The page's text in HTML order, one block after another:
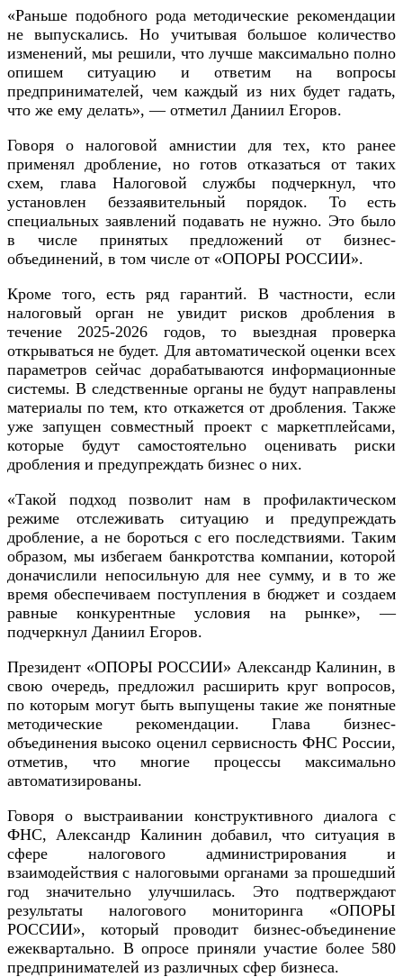
«Раньше подобного рода методические рекомендации
не выпускались. Но учитывая большое количество
изменений, мы решили, что лучше максимально полно
опишем ситуацию и ответим на вопросы
предпринимателей, чем каждый из них будет гадать,
что же ему делать», — отметил Даниил Егоров.
Говоря о налоговой амнистии для тех, кто ранее
применял дробление, но готов отказаться от таких
схем, глава Налоговой службы подчеркнул, что
установлен беззаявительный порядок. То есть
специальных заявлений подавать не нужно. Это было
в числе принятых предложений от бизнес-
объединений, в том числе от «ОПОРЫ РОССИИ».
Кроме того, есть ряд гарантий. В частности, если
налоговый орган не увидит рисков дробления в
течение 2025-2026 годов, то выездная проверка
открываться не будет. Для автоматической оценки всех
параметров сейчас дорабатываются информационные
системы. В следственные органы не будут направлены
материалы по тем, кто откажется от дробления. Также
уже запущен совместный проект с маркетплейсами,
которые будут самостоятельно оценивать риски
дробления и предупреждать бизнес о них.
«Такой подход позволит нам в профилактическом
режиме отслеживать ситуацию и предупреждать
дробление, а не бороться с его последствиями. Таким
образом, мы избегаем банкротства компании, которой
доначислили непосильную для нее сумму, и в то же
время обеспечиваем поступления в бюджет и создаем
равные конкурентные условия на рынке», —
подчеркнул Даниил Егоров.
Президент «ОПОРЫ РОССИИ» Александр Калинин, в
свою очередь, предложил расширить круг вопросов,
по которым могут быть выпущены такие же понятные
методические рекомендации. Глава бизнес-
объединения высоко оценил сервисность ФНС России,
отметив, что многие процессы максимально
автоматизированы.
Говоря о выстраивании конструктивного диалога с
ФНС, Александр Калинин добавил, что ситуация в
сфере налогового администрирования и
взаимодействия с налоговыми органами за прошедший
год значительно улучшилась. Это подтверждают
результаты налогового мониторинга «ОПОРЫ
РОССИИ», который проводит бизнес-объединение
ежеквартально. В опросе приняли участие более 580
предпринимателей из различных сфер бизнеса.